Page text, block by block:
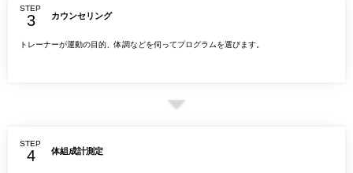
STEP
カウンセリング
トレーナーが運動の目的、体調などを伺ってプログラムを選びます。
STEP
体組成計測定